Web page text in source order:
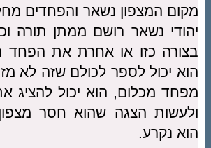
מקום המצפון נשאר והפחדים
יהודי נשאר רושם ממתן תורה
בצורה כזו או אחרת את הפחד
הוא יכול לספר לכולם שזה לא
מפחד מכלום, הוא יכול להציג
ולעשות הצגה שהוא חסר
הוא נקרע.